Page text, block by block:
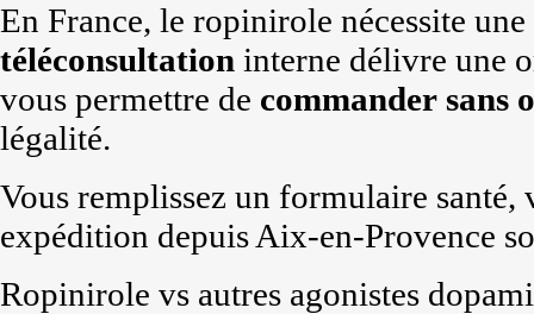
En France, le ropinirole nécessite
téléconsultation interne délivre une
vous permettre de commander sans
légalité.
Vous remplissez un formulaire santé,
expédition depuis Aix-en-Provence
Ropinirole vs autres agonistes